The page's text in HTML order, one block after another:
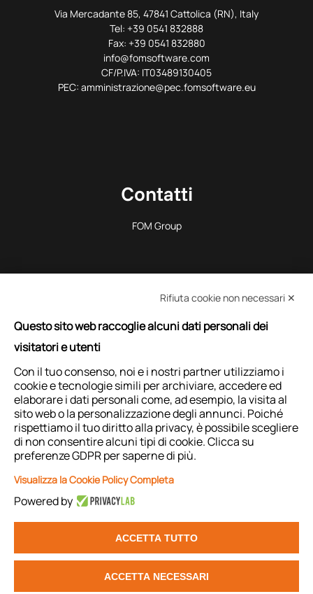
Via Mercadante 85, 47841 Cattolica (RN), Italy
Tel: +39 0541 832888
Fax: +39 0541 832880
info@fomsoftware.com
CF/P.IVA: IT03489130405
PEC: amministrazione@pec.fomsoftware.eu
Contatti
FOM Group
RICHIEDI INFORMAZIONI
RICHIEDI ASSISTENZA
Registro imprese CCIIA della Romagna Forlì-
Cesena e Rimini: 03489130405 | REA: RN-
Società soggetta a direzione e coordinamento
Rifiuta cookie non necessari ✕
Questo sito web raccoglie alcuni dati personali dei
visitatori e utenti
Con il tuo consenso, noi e i nostri partner utilizziamo i
cookie e tecnologie simili per archiviare, accedere ed
elaborare i dati personali come, ad esempio, la visita al
sito web o la personalizzazione degli annunci. Poiché
rispettiamo il tuo diritto alla privacy, è possibile scegliere
di non consentire alcuni tipi di cookie. Clicca su
preferenze GDPR per saperne di più.
Visualizza la Cookie Policy Completa
Powered by
ACCETTA TUTTO
ACCETTA NECESSARI